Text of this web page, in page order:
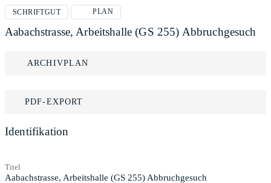
SCHRIFTGUT PLAN
Aabachstrasse, Arbeitshalle (GS 255) Abbruchgesuch
ARCHIVPLAN
PDF-EXPORT
Identifikation
Titel
Aabachstrasse, Arbeitshalle (GS 255) Abbruchgesuch